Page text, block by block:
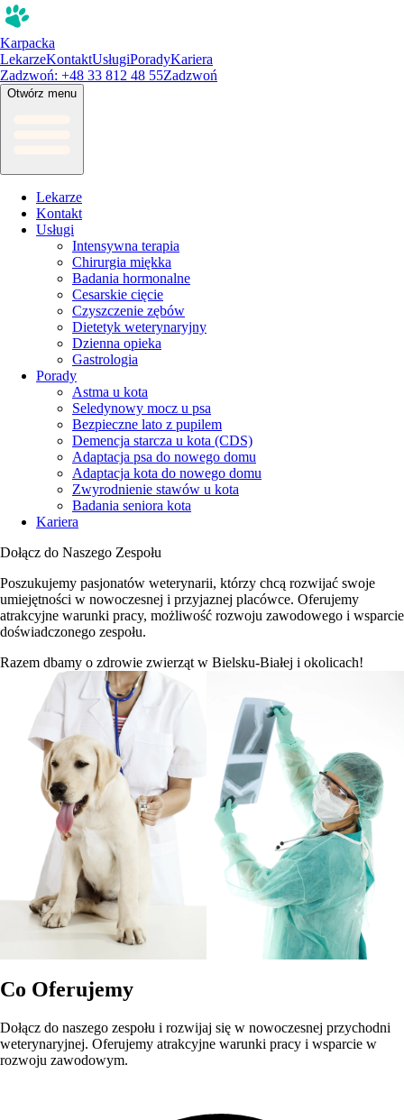
Karpacka
LekarzeKontaktUsługiPoradyKariera
Zadzwoń: +48 33 812 48 55Zadzwoń
Otwórz menu
Lekarze
Kontakt
Usługi
Intensywna terapia
Chirurgia miękka
Badania hormonalne
Cesarskie cięcie
Czyszczenie zębów
Dietetyk weterynaryjny
Dzienna opieka
Gastrologia
Porady
Astma u kota
Seledynowy mocz u psa
Bezpieczne lato z pupilem
Demencja starcza u kota (CDS)
Adaptacja psa do nowego domu
Adaptacja kota do nowego domu
Zwyrodnienie stawów u kota
Badania seniora kota
Kariera
Dołącz do Naszego Zespołu
Poszukujemy pasjonatów weterynarii, którzy chcą rozwijać swoje
umiejętności w nowoczesnej i przyjaznej placówce. Oferujemy
atrakcyjne warunki pracy, możliwość rozwoju zawodowego i wsparcie
doświadczonego zespołu.
Razem dbamy o zdrowie zwierząt w Bielsku-Białej i okolicach!
Co Oferujemy
Dołącz do naszego zespołu i rozwijaj się w nowoczesnej przychodni
weterynaryjnej. Oferujemy atrakcyjne warunki pracy i wsparcie w
rozwoju zawodowym.